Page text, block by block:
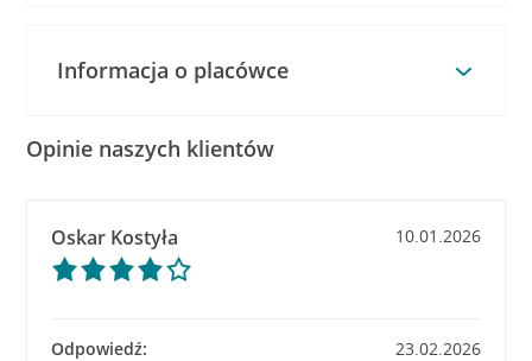
Informacja o placówce
Opinie naszych klientów
Oskar Kostyła 10.01.2026
Odpowiedź:
23.02.2026